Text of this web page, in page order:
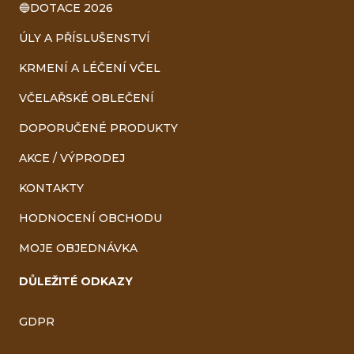
🔵DOTACE 2026
ÚLY A PŘÍSLUŠENSTVÍ
KRMENÍ A LÉČENÍ VČEL
VČELAŘSKÉ OBLEČENÍ
DOPORUČENÉ PRODUKTY
AKCE / VÝPRODEJ
KONTAKTY
HODNOCENÍ OBCHODU
MOJE OBJEDNÁVKA
DŮLEŽITÉ ODKAZY
GDPR